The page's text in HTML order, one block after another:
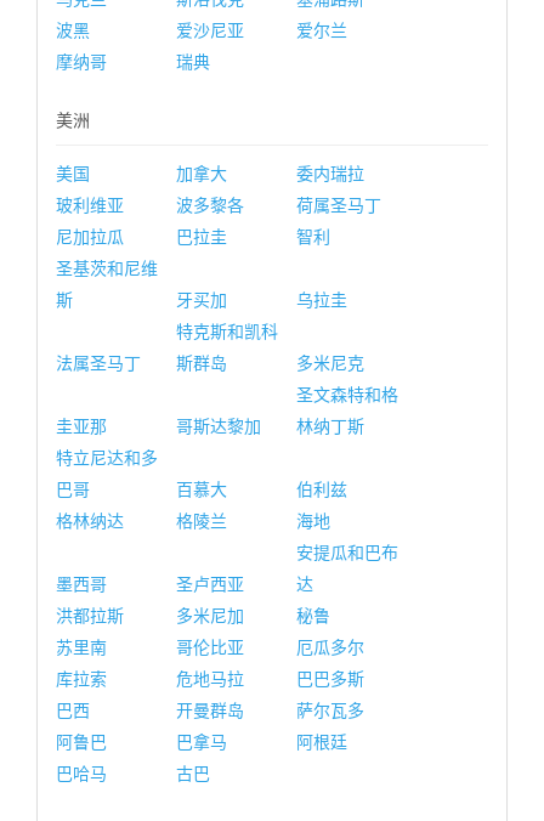
波黑
爱沙尼亚
爱尔兰
摩纳哥
瑞典
美洲
美国 加拿大
委内瑞拉
玻利维亚
波多黎各
荷属圣马丁
尼加拉瓜
巴拉圭
智利
圣基茨和尼维
斯
牙买加 乌拉圭
法属圣马丁
特克斯和凯科
斯群岛
多米尼克
圭亚那 哥斯达黎加
圣文森特和格
林纳丁斯
特立尼达和多
巴哥
百慕大
伯利兹
格林纳达
格陵兰 海地
墨西哥 圣卢西亚
安提瓜和巴布
达
洪都拉斯
多米尼加
秘鲁
苏里南
哥伦比亚
厄瓜多尔
库拉索
危地马拉
巴巴多斯
巴西
开曼群岛
萨尔瓦多
阿鲁巴
巴拿马
阿根廷
巴哈马
古巴